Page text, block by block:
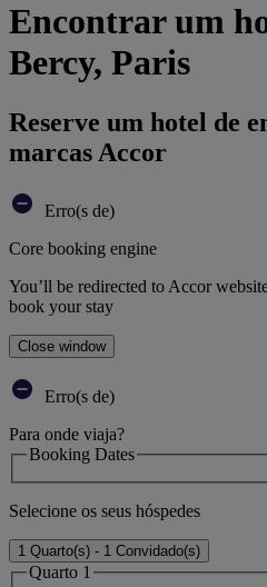
Encontrar um
Bercy, Paris
Reserve um hotel de
marcas Accor
Erro(s de)
Core booking engine
You’ll be redirected to Accor
book your stay
Close window
Erro(s de)
Para onde viaja?
Booking Dates
Selecione os seus hóspedes
1 Quarto(s) - 1 Convidado(s)
Quarto 1